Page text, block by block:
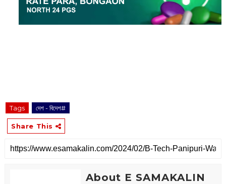
Tags দেশ - বিদেশ#
Share This
About E SAMAKALIN